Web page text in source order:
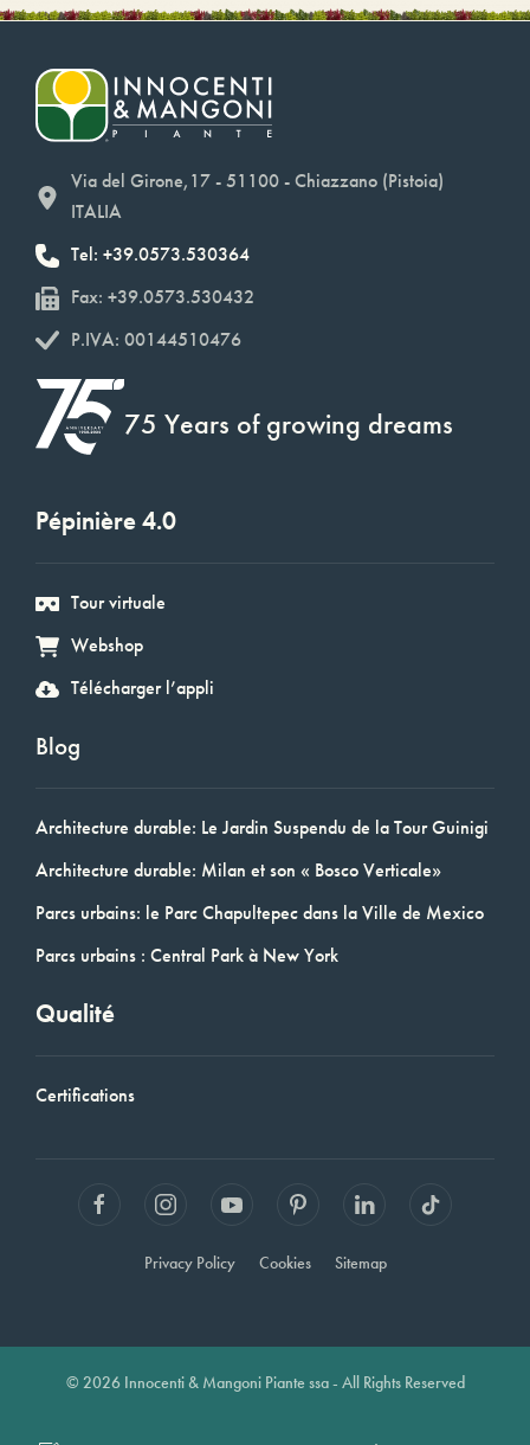
Via del Girone,17 - 51100 - Chiazzano (Pistoia)
ITALIA
Tel: +39.0573.530364
Fax: +39.0573.530432
P.IVA: 00144510476
75 Years of growing dreams
Pépinière 4.0
Tour virtuale
Webshop
Télécharger l’appli
Blog
Architecture durable: Le Jardin Suspendu de la Tour Guinigi
Architecture durable: Milan et son « Bosco Verticale»
Parcs urbains: le Parc Chapultepec dans la Ville de Mexico
Parcs urbains : Central Park à New York
Qualité
Certifications
Privacy Policy Cookies Sitemap
© 2026 Innocenti & Mangoni Piante ssa - All Rights Reserved